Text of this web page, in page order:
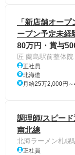
「新店舗オー
ープン予定未経
80万円・賞与
匠 蘭島駅前整体院
正社員
北海道
月給25万2,000円
調理師/スピー
南北線
北海ラーメン札幌
正社員